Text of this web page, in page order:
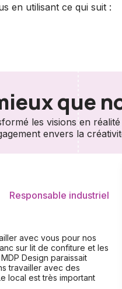
en utilisant ce qui suit :
que
les visions en
envers la
Responsable industriel
avec vous pour nos
sur lit de confiture et les
Design paraissait
travailler avec des
local est très important